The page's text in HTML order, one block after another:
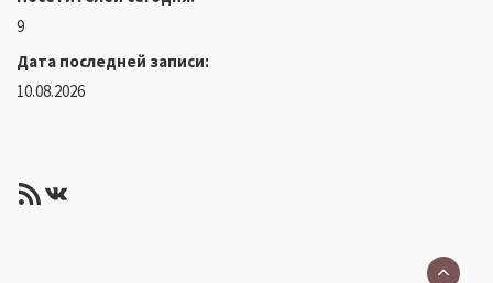
9
Дата последней записи:
10.08.2026
RSS-лентаВКонтакте